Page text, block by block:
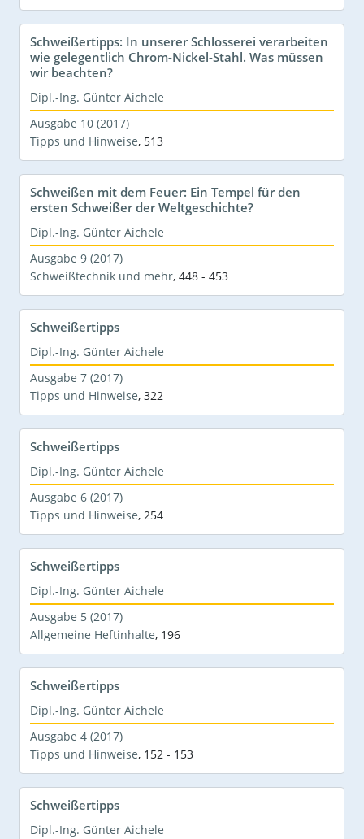
Schweißertipps: In unserer Schlosserei verarbeiten
wie gelegentlich Chrom-Nickel-Stahl. Was müssen
wir beachten?
Dipl.-Ing. Günter Aichele
Ausgabe 10 (2017)
Tipps und Hinweise, 513
Schweißen mit dem Feuer: Ein Tempel für den
ersten Schweißer der Weltgeschichte?
Dipl.-Ing. Günter Aichele
Ausgabe 9 (2017)
Schweißtechnik und mehr, 448 - 453
Schweißertipps
Dipl.-Ing. Günter Aichele
Ausgabe 7 (2017)
Tipps und Hinweise, 322
Schweißertipps
Dipl.-Ing. Günter Aichele
Ausgabe 6 (2017)
Tipps und Hinweise, 254
Schweißertipps
Dipl.-Ing. Günter Aichele
Ausgabe 5 (2017)
Allgemeine Heftinhalte, 196
Schweißertipps
Dipl.-Ing. Günter Aichele
Ausgabe 4 (2017)
Tipps und Hinweise, 152 - 153
Schweißertipps
Dipl.-Ing. Günter Aichele